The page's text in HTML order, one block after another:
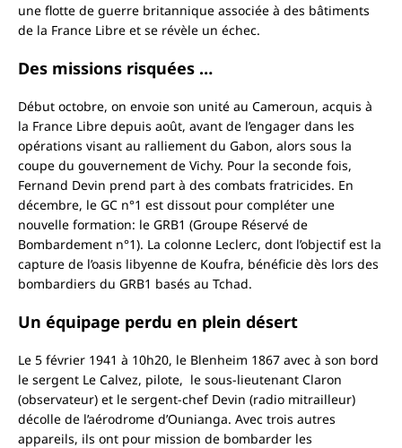
une flotte de guerre britannique associée à des bâtiments
de la France Libre et se révèle un échec.
Des missions risquées …
Début octobre, on envoie son unité au Cameroun, acquis à
la France Libre depuis août, avant de l’engager dans les
opérations visant au ralliement du Gabon, alors sous la
coupe du gouvernement de Vichy. Pour la seconde fois,
Fernand Devin prend part à des combats fratricides. En
décembre, le GC n°1 est dissout pour compléter une
nouvelle formation: le GRB1 (Groupe Réservé de
Bombardement n°1). La colonne Leclerc, dont l’objectif est la
capture de l’oasis libyenne de Koufra, bénéficie dès lors des
bombardiers du GRB1 basés au Tchad.
Un équipage perdu en plein désert
Le 5 février 1941 à 10h20, le Blenheim 1867 avec à son bord
le sergent Le Calvez, pilote, le sous-lieutenant Claron
(observateur) et le sergent-chef Devin (radio mitrailleur)
décolle de l’aérodrome d’Ounianga. Avec trois autres
appareils, ils ont pour mission de bombarder les